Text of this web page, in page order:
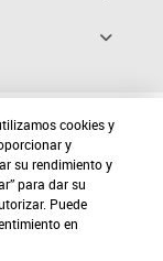
cookies y
y
su rendimiento y
para dar su
Puede
en